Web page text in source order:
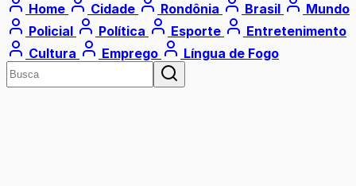
Home Cidade Rondônia Brasil
Mundo
Policial
Política Esporte
Entretenimento
Cultura
Emprego Língua de Fogo